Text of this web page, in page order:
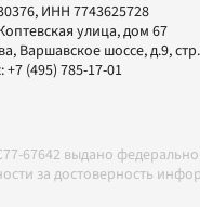
ИНН 7743625728
улица, дом 67
, Варшавское шоссе, д.9,
+7 (495) 785-17-01
67642 выдано
за достоверность